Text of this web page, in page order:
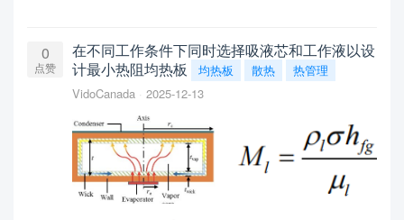
0
点赞
在不同工作条件下同时选择吸液芯和工作液以设
计最小热阻均热板
均热板 散热
热管理
VidoCanada
2025-12-13